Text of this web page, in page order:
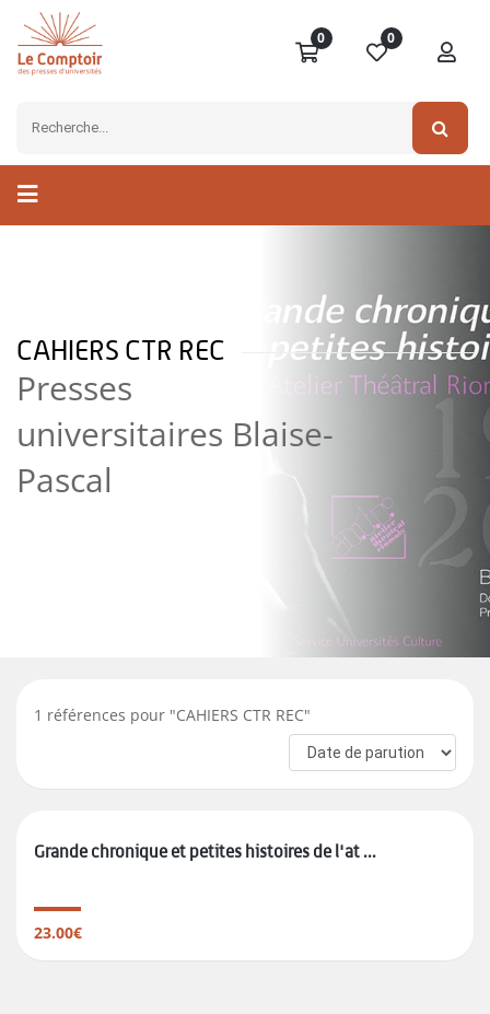
0 0
CAHIERS CTR REC
Presses
universitaires Blaise-
Pascal
1 références pour "CAHIERS CTR REC"
Grande chronique et petites histoires de l'at ...
23.00€